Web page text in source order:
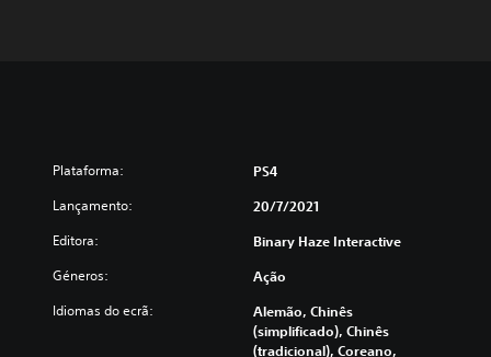
Plataforma: PS4
Lançamento: 20/7/2021
Editora: Binary Haze Interactive
Géneros: Ação
Idiomas do ecrã:
Alemão, Chinês
(simplificado), Chinês
(tradicional), Coreano,